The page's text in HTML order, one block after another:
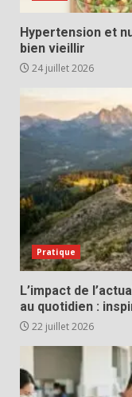
Hypertension et
bien vieillir
24 juillet 2026
Pratique
L’impact de
au quotidien :
22 juillet 2026